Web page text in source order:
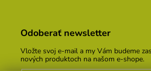
Odoberať newsletter
Vložte svoj e-mail a my Vám budeme
nových produktoch na našom e-shope.